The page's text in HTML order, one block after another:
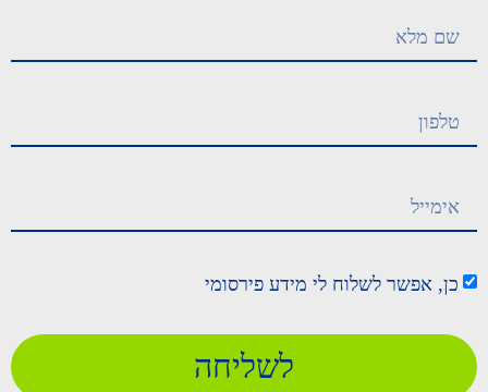
כן, אפשר לשלוח לי מידע פירסומי
לשליחה